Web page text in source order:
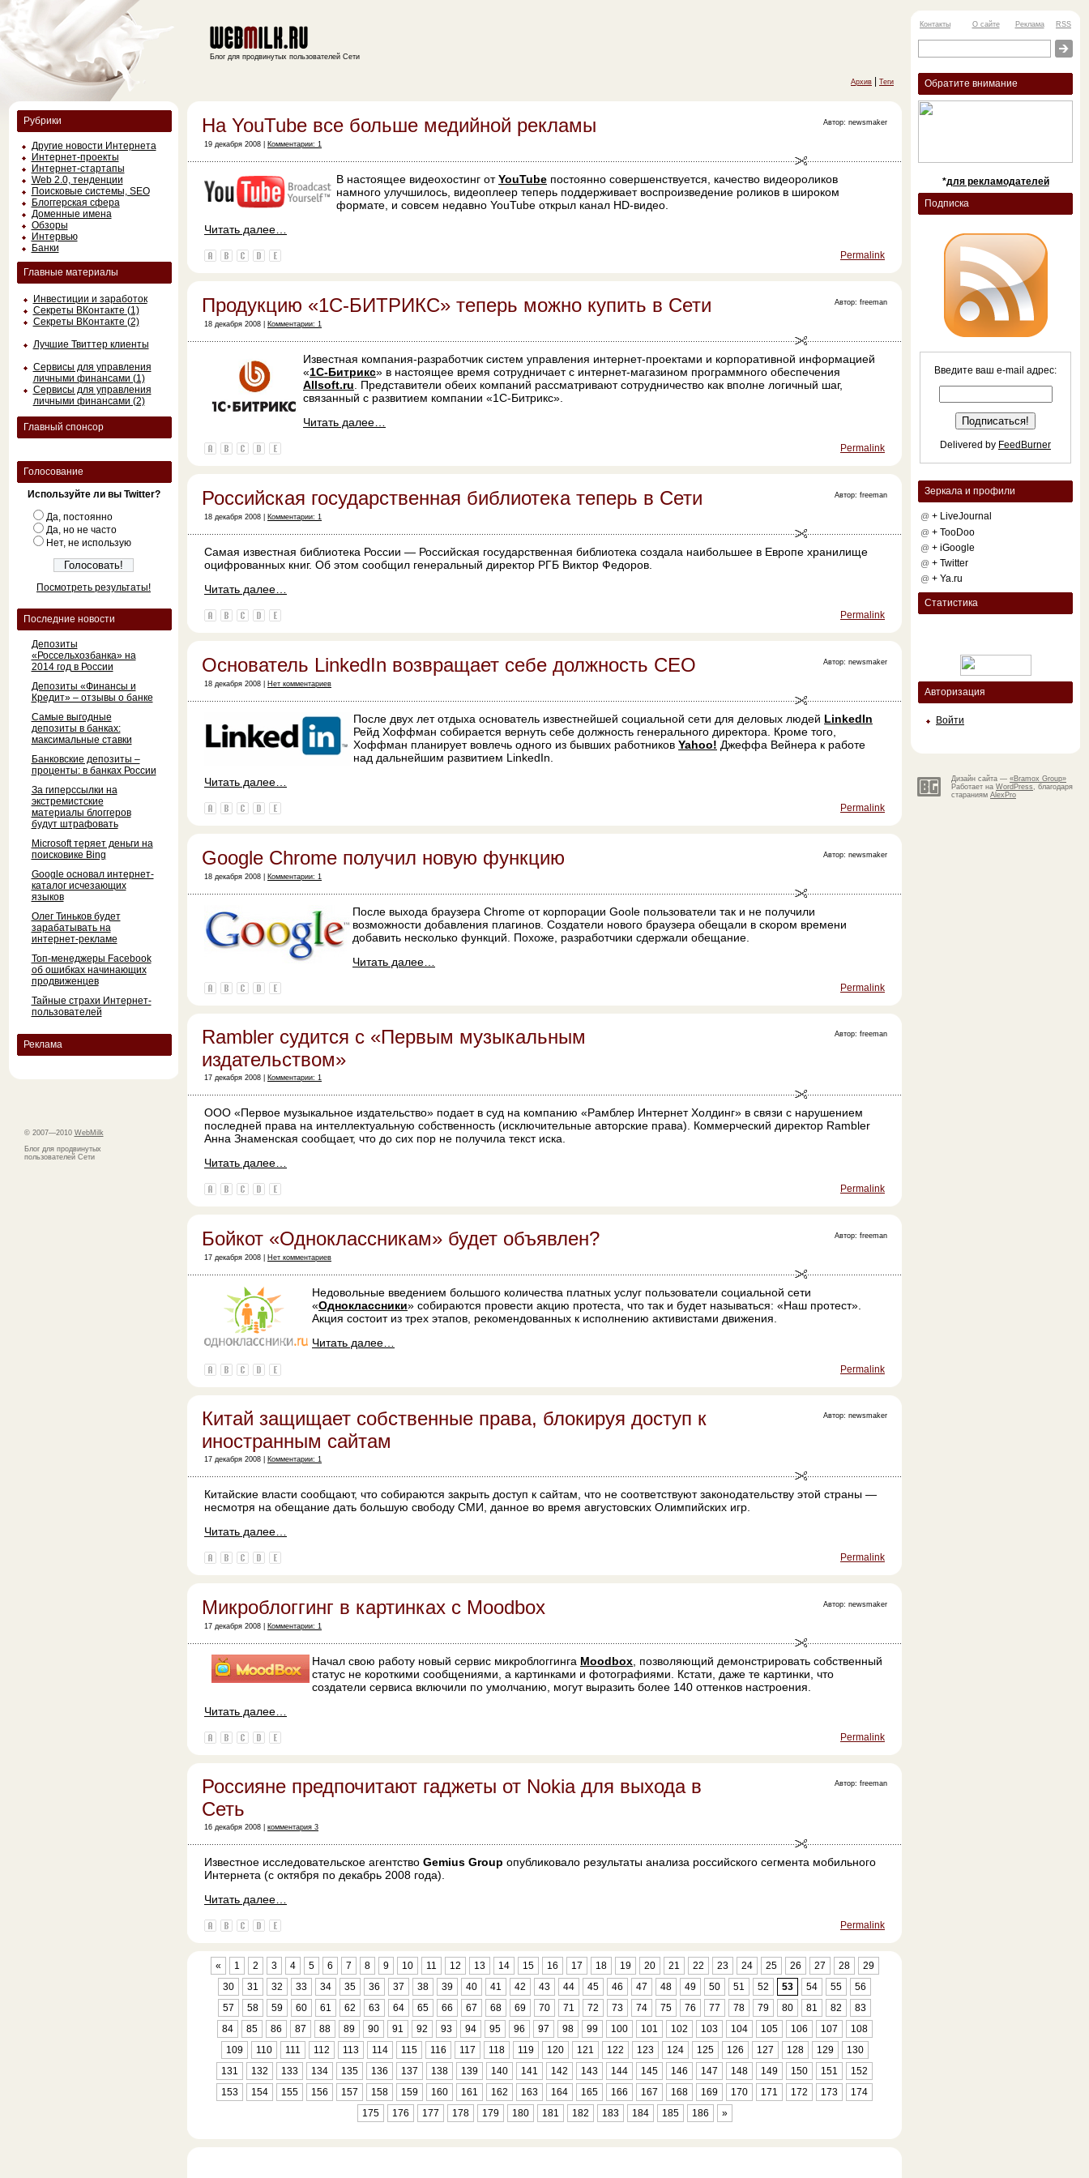
Рубрики
Другие новости Интернета
Интернет-проекты
Интернет-стартапы
Web 2.0, тенденции
Поисковые системы, SEO
Блоггерская сфера
Доменные имена
Обзоры
Интервью
Банки
Главные материалы
Инвестиции и заработок
Секреты ВКонтакте (1)
Секреты ВКонтакте (2)
Лучшие Твиттер клиенты
Сервисы для управления
личными финансами (1)
Сервисы для управления
личными финансами (2)
Главный спонсор
Голосование
Используйте ли вы Twitter?
Да, постоянно
Да, но не часто
Нет, не использую
Посмотреть результаты!
Последние новости
Депозиты
«Россельхозбанка» на
2014 год в России
Депозиты «Финансы и
Кредит» – отзывы о банке
Самые выгодные
депозиты в банках:
максимальные ставки
Банковские депозиты –
проценты: в банках России
За гиперссылки на
экстремистские
материалы блоггеров
будут штрафовать
Microsoft теряет деньги на
поисковике Bing
Google основал интернет-
каталог исчезающих
языков
Олег Тиньков будет
зарабатывать на
интернет-рекламе
Топ-менеджеры Facebook
об ошибках начинающих
продвиженцев
Тайные страхи Интернет-
пользователей
Реклама
© 2007—2010 WebMilk
Блог для продвинутых
пользователей Сети
Блог для продвинутых пользователей Сети
Архив Теги
На YouTube все больше медийной рекламы
19 декабря 2008 | Комментарии: 1
Автор: newsmaker
В настоящее видеохостинг отYouTube постоянно совершенствуется, качество видеороликов
намного улучшилось, видеоплеер теперь поддерживает воспроизведение роликов в широком
формате, и совсем недавно YouTube открыл канал HD-видео.
Читать далее…
Permalink
Продукцию «1С-БИТРИКС» теперь можно купить в Сети
18 декабря 2008 | Комментарии: 1
Автор: freeman
Известная компания-разработчик систем управления интернет-проектами и корпоративной информацией
«1С-Битрикс» в настоящее время сотрудничает с интернет-магазином программного обеспечения
Allsoft.ru . Представители обеих компаний рассматривают сотрудничество как вполне логичный шаг,
связанный с развитием компании «1С-Битрикс».
Читать далее…
Permalink
Российская государственная библиотека теперь в Сети
18 декабря 2008 | Комментарии: 1
Автор: freeman
Самая известная библиотека России — Российская государственная библиотека создала наибольшее в Европе хранилище
оцифрованных книг. Об этом сообщил генеральный директор РГБ Виктор Федоров.
Читать далее…
Permalink
Основатель LinkedIn возвращает себе должность CEO
18 декабря 2008 | Нет комментариев
Автор: newsmaker
После двух лет отдыха основатель известнейшей социальной сети для деловых людей LinkedIn
Рейд Хоффман собирается вернуть себе должность генерального директора. Кроме того,
Хоффман планирует вовлечь одного из бывших работников Yahoo! Джеффа Вейнера к работе
над дальнейшим развитием LinkedIn.
Читать далее…
Permalink
Google Chrome получил новую функцию
18 декабря 2008 | Комментарии: 1
Автор: newsmaker
После выхода браузера Chrome от корпорации Goole пользователи так и не получили
возможности добавления плагинов. Создатели нового браузера обещали в скором времени
добавить несколько функций. Похоже, разработчики сдержали обещание.
Читать далее…
Permalink
Rambler судится с «Первым музыкальным
издательством»
17 декабря 2008 | Комментарии: 1
Автор: freeman
ООО «Первое музыкальное издательство» подает в суд на компанию «Рамблер Интернет Холдинг» в связи с нарушением
последней права на интеллектуальную собственность (исключительные авторские права). Коммерческий директор Rambler
Анна Знаменская сообщает, что до сих пор не получила текст иска.
Читать далее…
Permalink
Бойкот «Одноклассникам» будет объявлен?
17 декабря 2008 | Нет комментариев
Автор: freeman
Недовольные введением большого количества платных услуг пользователи социальной сети
«Одноклассники» собираются провести акцию протеста, что так и будет называться: «Наш протест».
Акция состоит из трех этапов, рекомендованных к исполнению активистами движения.
Читать далее…
Permalink
Китай защищает собственные права, блокируя доступ к
иностранным сайтам
17 декабря 2008 | Комментарии: 1
Автор: newsmaker
Китайские власти сообщают, что собираются закрыть доступ к сайтам, что не соответствуют законодательству этой страны —
несмотря на обещание дать большую свободу СМИ, данное во время августовских Олимпийских игр.
Читать далее…
Permalink
Микроблоггинг в картинках с Moodbox
17 декабря 2008 | Комментарии: 1
Автор: newsmaker
Начал свою работу новый сервис микроблоггинга Moodbox , позволяющий демонстрировать собственный
статус не короткими сообщениями, а картинками и фотографиями. Кстати, даже те картинки, что
создатели сервиса включили по умолчанию, могут выразить более 140 оттенков настроения.
Читать далее…
Permalink
Россияне предпочитают гаджеты от Nokia для выхода в
Сеть
16 декабря 2008 | комментария 3
Автор: freeman
Известное исследовательское агентство Gemius Group опубликовало результаты анализа российского сегмента мобильного
Интернета (с октября по декабрь 2008 года).
Читать далее…
Permalink
« 1 2 3 4 5 6 7 8 9 10 11 12 13 14 15 16 17 18 19 20 21 22 23 24 25 26 27 28
29
30
31 32 33 34 35 36 37 38 39 40 41 42 43 44 45 46 47 48 49 50 51 52 53 54 55
56
57
58 59 60 61 62 63 64 65 66 67 68 69 70 71 72 73 74 75 76 77 78 79 80 81 82
83
84
85 86 87 88 89 90 91 92 93 94 95 96 97 98 99 100 101 102 103 104 105 106 107
108
109
110 111 112 113 114 115 116 117 118 119 120 121 122 123 124 125 126 127 128 129
130
131
132 133 134 135 136 137 138 139 140 141 142 143 144 145 146 147 148 149 150 151
152
153
154 155 156 157 158 159 160 161 162 163 164 165 166 167 168 169 170 171 172 173
174
175
176 177 178 179 180 181 182 183 184 185 186 »
Контакты О сайте Реклама RSS
Обратите внимание
*для рекламодателей
Подписка
Введите ваш e-mail адрес:
Delivered by FeedBurner
Зеркала и профили
@ + LiveJournal
@ + TooDoo
@ + iGoogle
@ + Twitter
@ + Ya.ru
Статистика
Авторизация
Войти
Дизайн сайта — «Bramox Group»
Работает на WordPress, благодаря
стараниям AlexPro